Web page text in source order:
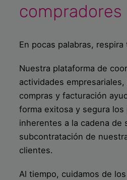
compradores
En pocas palabras, respira
Nuestra plataforma de
actividades
compras y facturación
forma exitosa y segura los
inherentes a la cadena de
subcontratación de
clientes.
Al tiempo, cuidamos de